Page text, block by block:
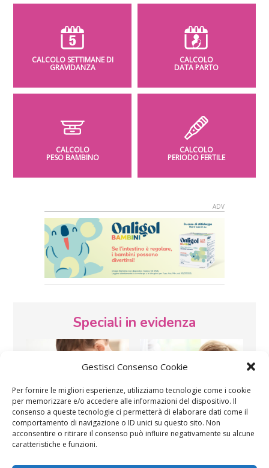
Gestisci Consenso Cookie
Per fornire le migliori esperienze, utilizziamo tecnologie come i cookie
per memorizzare e/o accedere alle informazioni del dispositivo. Il
consenso a queste tecnologie ci permetterà di elaborare dati come il
comportamento di navigazione o ID unici su questo sito. Non
acconsentire o ritirare il consenso può influire negativamente su alcune
caratteristiche e funzioni.
CALCOLO SETTIMANE DI
GRAVIDANZA
CALCOLO
DATA PARTO
CALCOLO
PESO BAMBINO
CALCOLO
PERIODO FERTILE
Speciali in evidenza
Vaccini SOS Pediatra